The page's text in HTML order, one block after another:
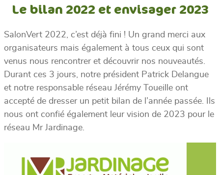
Le bilan 2022 et envisager 2023
SalonVert 2022, c’est déjà fini ! Un grand merci aux
organisateurs mais également à tous ceux qui sont
venus nous rencontrer et découvrir nos nouveautés.
Durant ces 3 jours, notre président Patrick Delangue
et notre responsable réseau Jérémy Toueille ont
accepté de dresser un petit bilan de l’année passée. Ils
nous ont confié également leur vision de 2023 pour le
réseau Mr Jardinage.
vidéo